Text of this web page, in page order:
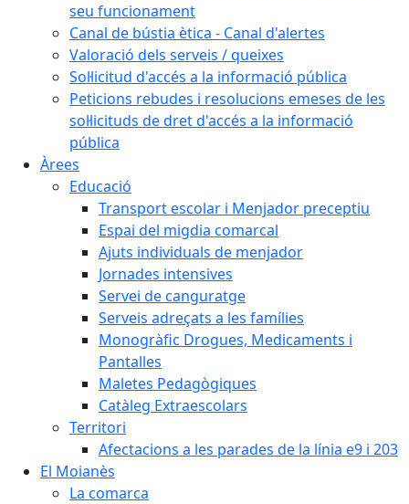
seu funcionament
Canal de bústia ètica - Canal d'alertes
Valoració dels serveis / queixes
Sol·licitud d'accés a la informació pública
Peticions rebudes i resolucions emeses de les
sol·licituds de dret d'accés a la informació
pública
Àrees
Educació
Transport escolar i Menjador preceptiu
Espai del migdia comarcal
Ajuts individuals de menjador
Jornades intensives
Servei de canguratge
Serveis adreçats a les famílies
Monogràfic Drogues, Medicaments i
Pantalles
Maletes Pedagògiques
Catàleg Extraescolars
Territori
Afectacions a les parades de la línia e9 i 203
El Moianès
La comarca